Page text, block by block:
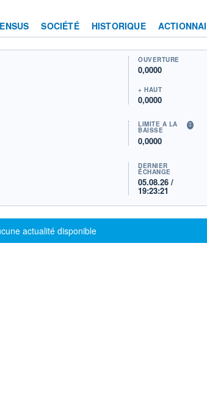
SOCIÉTÉ HISTORIQUE
OUVERTURE
0,0000
+ HAUT
0,0000
LIMITE À LA
BAISSE
0,0000
DERNIER
ÉCHANGE
05.08.26 /
19:23:21
d'information
actualité disponible